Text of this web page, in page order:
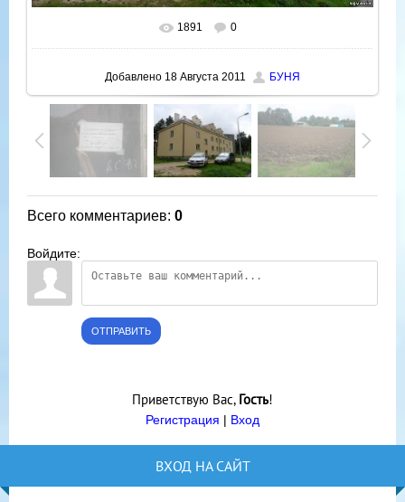
В реальном размере 800x600
1891 0
Добавлено 18 Августа 2011 БУНЯ
Всего комментариев: 0
Войдите:
ОТПРАВИТЬ
Приветствую Вас, Гость!
Регистрация | Вход
ВХОД НА САЙТ